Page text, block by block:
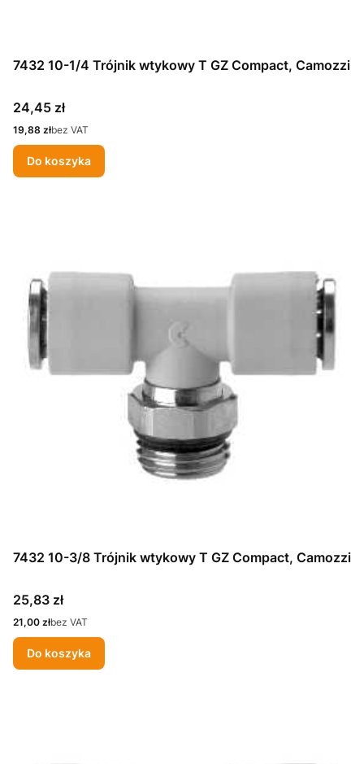
7432 10-1/4 Trójnik wtykowy T GZ Compact, Camozzi
Cena
24,45 zł
Cena
19,88 złbez VAT
Do koszyka
7432 10-3/8 Trójnik wtykowy T GZ Compact, Camozzi
Cena
25,83 zł
Cena
21,00 złbez VAT
Do koszyka